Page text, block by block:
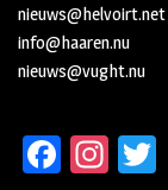
nieuws@helvoirt.net
info@haaren.nu
nieuws@vught.nu
Fa In